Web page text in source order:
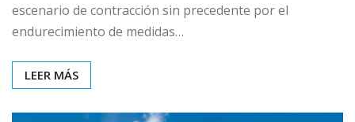
escenario de contracción sin precedente por el
endurecimiento de medidas…
LEER MÁS